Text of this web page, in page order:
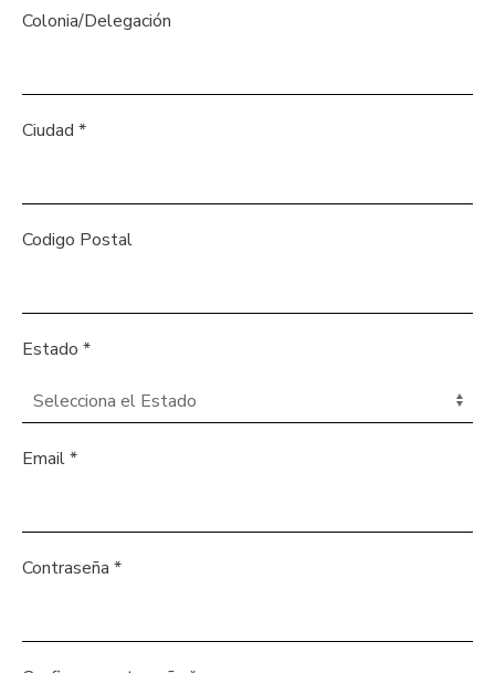
Colonia/Delegación
Ciudad *
Codigo Postal
Estado *
Email*
Contraseña *